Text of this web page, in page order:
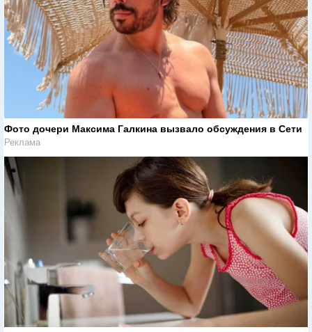
Фото дочери Максима Галкина вызвало обсуждения в Сети
Реклама